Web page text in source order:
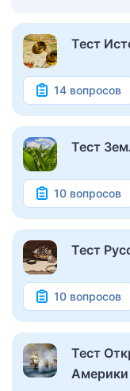
Тест
14 вопросов
Тест
10 вопросов
Тест
10 вопросов
Тест
Америки